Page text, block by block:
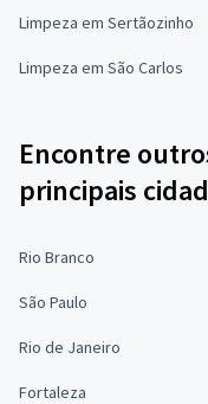
Limpeza em Sertãozinho
Limpeza em São Carlos
Encontre
principais
Rio Branco
São Paulo
Rio de Janeiro
Fortaleza